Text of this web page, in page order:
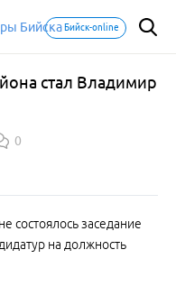
Бийск-online
стал Владимир
0
состоялось заседание
на должность